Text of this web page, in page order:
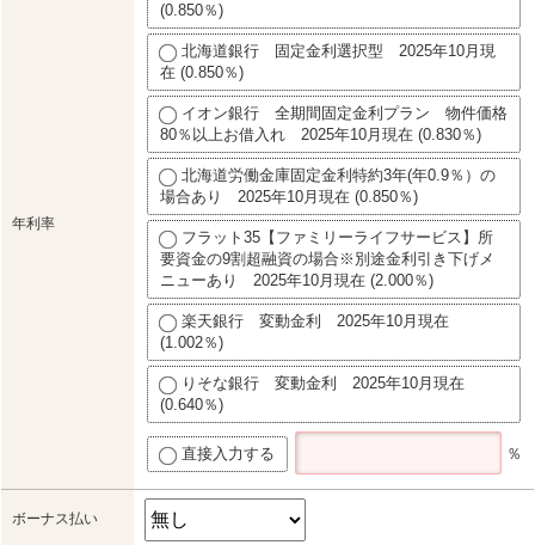
年利率
(0.850％)
北海道銀行 固定金利選択型 2025年10月現
在 (0.850％)
イオン銀行 全期間固定金利プラン 物件価格
80％以上お借入れ 2025年10月現在 (0.830％)
北海道労働金庫固定金利特約3年(年0.9％）の
場合あり 2025年10月現在 (0.850％)
フラット35【ファミリーライフサービス】所
要資金の9割超融資の場合※別途金利引き下げメ
ニューあり 2025年10月現在 (2.000％)
楽天銀行 変動金利 2025年10月現在
(1.002％)
りそな銀行 変動金利 2025年10月現在
(0.640％)
直接入力する ％
ボーナス払い